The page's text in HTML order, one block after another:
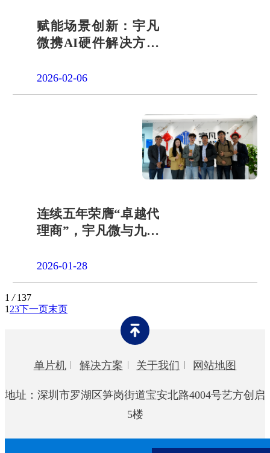
赋能场景创新：宇凡
微携AI硬件解决方案
罗湖创景”场景创新大
会!
2026-02-06
连续五年荣膺“卓越代
理商”，宇凡微与九齐
2026-01-28
1 / 137
1 23下一页末页
单片机 解决方案 关于我们 网站地图
地址：深圳市罗湖区笋岗街道宝安北路4004号艺方创启
5楼